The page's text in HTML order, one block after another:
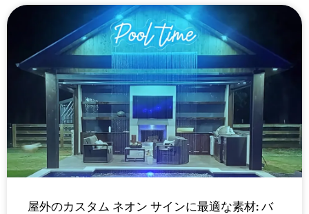
屋外のカスタム ネオン サインに最適な素材: バ